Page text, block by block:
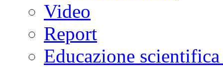
Video
Report
Educazione